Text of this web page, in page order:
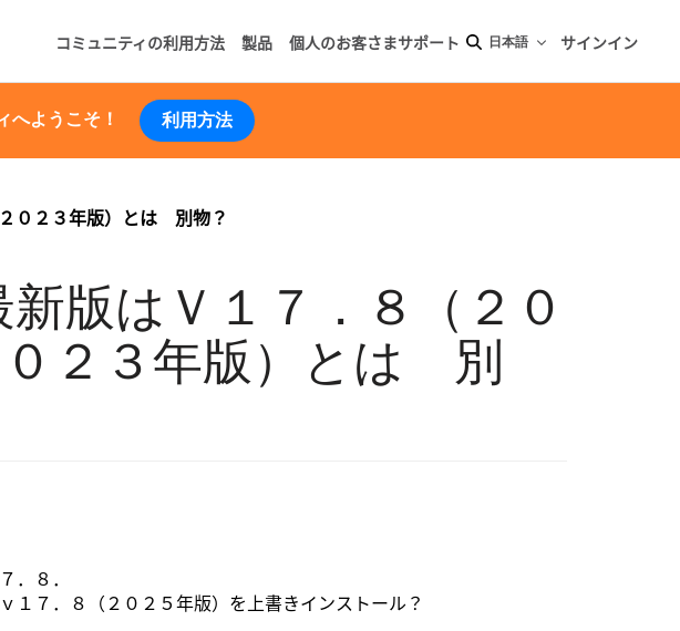
コミュニティの利用方法 製品 個人のお客さまサポート 日本語 サインイン
へようこそ！ 利用方法
０２３年版）とは 別物？
版はＶ１７．８（２０
０２３年版）とは 別
．８．
７．８（２０２５年版）を上書きインストール？